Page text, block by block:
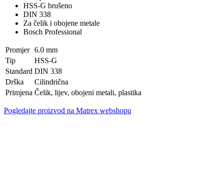
HSS-G brušeno
DIN 338
Za čelik i obojene metale
Bosch Professional
Promjer 6.0 mm
Tip
HSS-G
Standard DIN 338
Drška
Cilindrična
Primjena Čelik, lijev, obojeni metali, plastika
Pogledajte proizvod na Matrex webshopu